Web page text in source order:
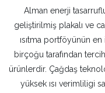
Alman enerji
geliştirilmiş plakalı ve
ısıtma portföyünün
birçoğu tarafından
ürünlerdir. Çağdaş
yüksek ısı verimliligi